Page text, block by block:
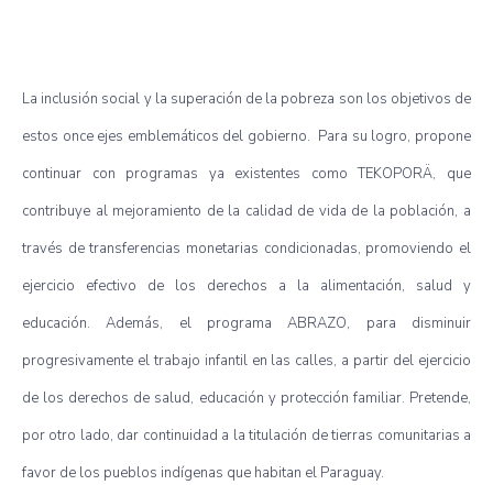
La inclusión social y la superación de la pobreza son los objetivos de
estos once ejes emblemáticos del gobierno. Para su logro, propone
continuar con programas ya existentes como TEKOPORÄ, que
contribuye al mejoramiento de la calidad de vida de la población, a
través de transferencias monetarias condicionadas, promoviendo el
ejercicio efectivo de los derechos a la alimentación, salud y
educación. Además, el programa ABRAZO, para disminuir
progresivamente el trabajo infantil en las calles, a partir del ejercicio
de los derechos de salud, educación y protección familiar. Pretende,
por otro lado, dar continuidad a la titulación de tierras comunitarias a
favor de los pueblos indígenas que habitan el Paraguay.